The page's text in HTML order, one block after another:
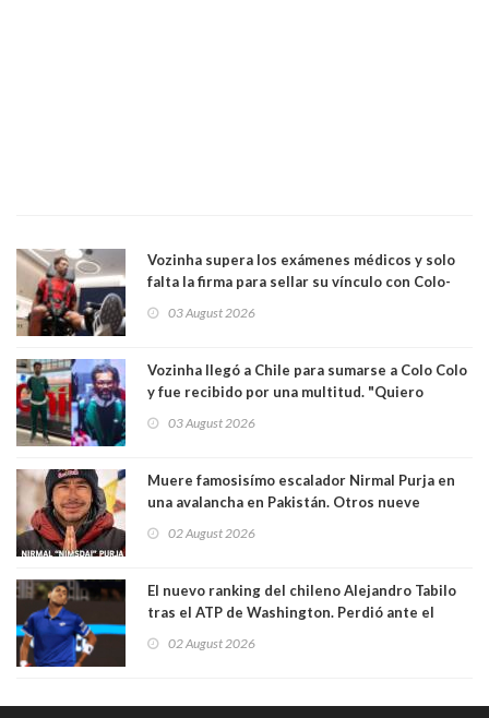
Vozinha supera los exámenes médicos y solo
falta la firma para sellar su vínculo con Colo-
03 August 2026
Vozinha llegó a Chile para sumarse a Colo Colo
y fue recibido por una multitud. "Quiero
hinchas"
03 August 2026
Muere famosisímo escalador Nirmal Purja en
una avalancha en Pakistán. Otros nueve
02 August 2026
El nuevo ranking del chileno Alejandro Tabilo
tras el ATP de Washington. Perdió ante el
02 August 2026